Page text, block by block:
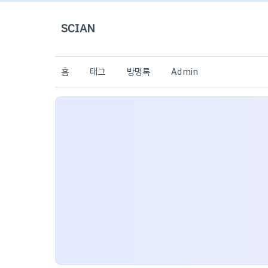
SCIAN
홈 태그 방명록 Admin